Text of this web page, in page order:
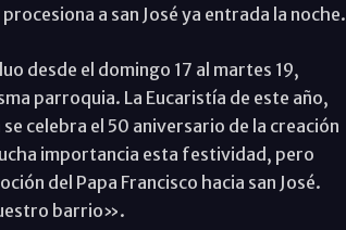
a san José ya entrada la noche.
desde el domingo 17 al martes 19,
parroquia. La Eucaristía de este año,
celebra el 50 aniversario de la creación
importancia esta festividad, pero
del Papa Francisco hacia san José.
barrio».